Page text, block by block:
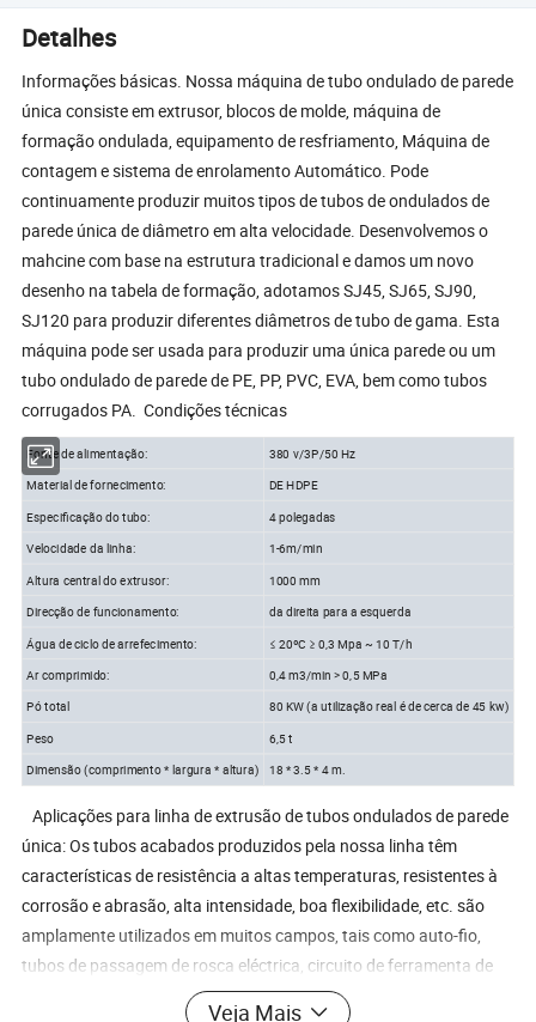
Detalhes
Informações básicas. Nossa máquina de tubo ondulado de parede
única consiste em extrusor, blocos de molde, máquina de
formação ondulada, equipamento de resfriamento, Máquina de
contagem e sistema de enrolamento Automático. Pode
continuamente produzir muitos tipos de tubos de ondulados de
parede única de diâmetro em alta velocidade. Desenvolvemos o
mahcine com base na estrutura tradicional e damos um novo
desenho na tabela de formação, adotamos SJ45, SJ65, SJ90,
SJ120 para produzir diferentes diâmetros de tubo de gama. Esta
máquina pode ser usada para produzir uma única parede ou um
tubo ondulado de parede de PE, PP, PVC, EVA, bem como tubos
corrugados PA. Condições técnicas
Fonte de alimentação:
380 v/3P/50 Hz
Material de fornecimento:
DE HDPE
Especificação do tubo:
4 polegadas
Velocidade da linha:
1-6m/min
Altura central do extrusor:
1000 mm
Direcção de funcionamento:
da direita para a esquerda
Água de ciclo de arrefecimento:
≤ 20ºC ≥ 0,3 Mpa ~ 10 T/h
Ar comprimido:
0,4 m3/min > 0,5 MPa
Pó total
80 KW (a utilização real é de cerca de 45 kw)
Peso
6,5 t
Dimensão (comprimento * largura * altura)
18 * 3.5 * 4 m.
Aplicações para linha de extrusão de tubos ondulados de parede
única: Os tubos acabados produzidos pela nossa linha têm
características de resistência a altas temperaturas, resistentes à
corrosão e abrasão, alta intensidade, boa flexibilidade, etc. são
amplamente utilizados em muitos campos, tais como auto-fio,
tubos de passagem de rosca eléctrica, circuito de ferramenta de
máquinas, tubos de protecção de lâmpadas e fios de lanternas,
Veja Mais